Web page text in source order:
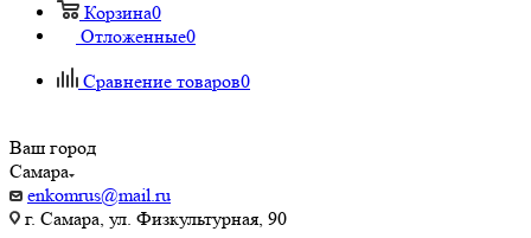
Корзина0
Отложенные0
Сравнение товаров0
Ваш город
Самара
enkomrus@mail.ru
г. Самара, ул. ​Физкультурная, 90